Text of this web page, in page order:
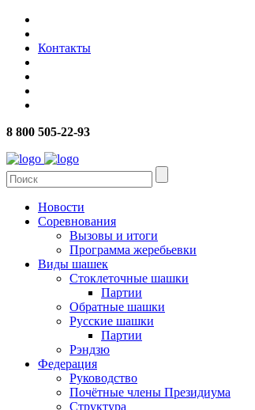
Контакты
8 800 505-22-93
Новости
Соревнования
Вызовы и итоги
Программа жеребьевки
Виды шашек
Стоклеточные шашки
Партии
Обратные шашки
Русские шашки
Партии
Рэндзю
Федерация
Руководство
Почётные члены Президиума
Структура